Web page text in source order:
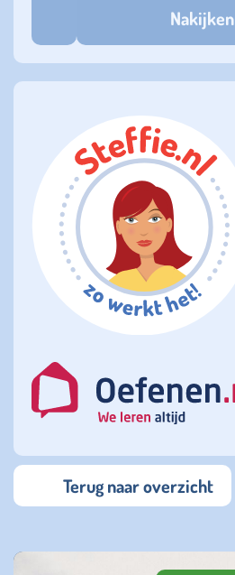
Nakijken
Terug naar overzicht